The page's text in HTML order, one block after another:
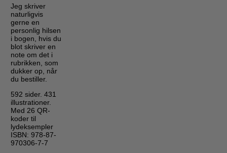
Jeg skriver
naturligvis
gerne en
personlig hilsen
i bogen, hvis du
blot skriver en
note om det i
rubrikken, som
dukker op, når
du bestiller.
592 sider. 431
illustrationer.
Med 26 QR-
koder til
lydeksempler
ISBN: 978-87-
970306-7-7